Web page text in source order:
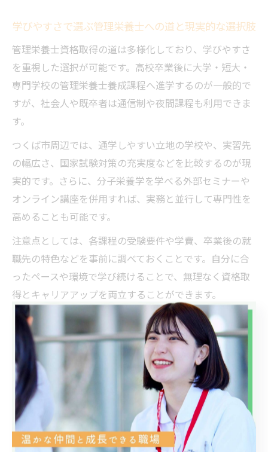
学びやすさで選ぶ管理栄養士への道と現実的な選択肢
管理栄養士資格取得の道は多様化しており、学びやすさ
を重視した選択が可能です。高校卒業後に大学・短大・
専門学校の管理栄養士養成課程へ進学するのが一般的で
すが、社会人や既卒者は通信制や夜間課程も利用できま
す。
つくば市周辺では、通学しやすい立地の学校や、実習先
の幅広さ、国家試験対策の充実度などを比較するのが現
実的です。さらに、分子栄養学を学べる外部セミナーや
オンライン講座を併用すれば、実務と並行して専門性を
高めることも可能です。
注意点としては、各課程の受験要件や学費、卒業後の就
職先の特色などを事前に調べておくことです。自分に合
ったペースや環境で学び続けることで、無理なく資格取
得とキャリアアップを両立することができます。
管理栄養士を目指す上で分子栄養学が役立つ理由
管理栄養士を目指す際、分子栄養学の知識が役立つ理由
は、現場での専門性と実践力の向上に直結するからで
す。分子栄養学は、個々の生体反応や代謝の違いを科学
的に分析し、最適な栄養介入策を導き出すための学問で
す。
たとえば、生活習慣病予防や体調不良の原因解明、アス